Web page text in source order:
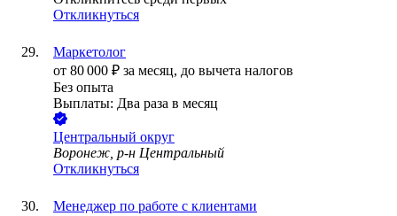
Откликнуться
Маркетолог
от 80 000 ₽ за месяц, до вычета налогов
Без опыта
Выплаты: Два раза в месяц
Центральный округ
Воронеж, р-н Центральный
Откликнуться
Менеджер по работе с клиентами